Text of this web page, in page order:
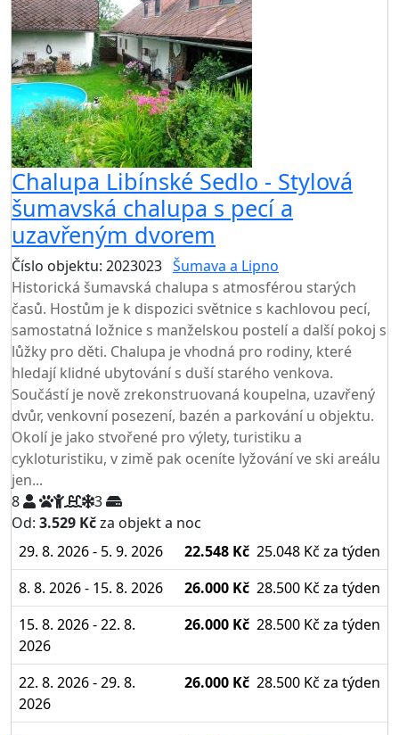
Chalupa Libínské Sedlo - Stylová
šumavská chalupa s pecí a
uzavřeným dvorem
Číslo objektu: 2023023 Šumava a Lipno
Historická šumavská chalupa s atmosférou starých
časů. Hostům je k dispozici světnice s kachlovou pecí,
samostatná ložnice s manželskou postelí a další pokoj s
lůžky pro děti. Chalupa je vhodná pro rodiny, které
hledají klidné ubytování s duší starého venkova.
Součástí je nově zrekonstruovaná koupelna, uzavřený
dvůr, venkovní posezení, bazén a parkování u objektu.
Okolí je jako stvořené pro výlety, turistiku a
cykloturistiku, v zimě pak oceníte lyžování ve ski areálu
jen...
8
3
Od: 3.529 Kčza objekt a noc
29. 8. 2026 - 5. 9. 2026 22.548 Kč 25.048 Kč za týden
8. 8. 2026 - 15. 8. 2026
26.000 Kč 28.500 Kč za týden
15. 8. 2026 - 22. 8.
2026
26.000 Kč 28.500 Kč za týden
22. 8. 2026 - 29. 8.
2026
26.000 Kč 28.500 Kč za týden